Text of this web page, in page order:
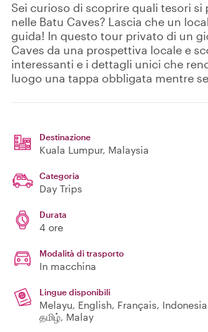
Sei curioso di scoprire quali tesori si
nelle Batu Caves? Lascia che un
guida! In questo tour privato di un
Caves da una prospettiva locale e
interessanti e i dettagli unici che
luogo una tappa obbligata mentre
Destinazione
Kuala Lumpur, Malaysia
Categoria
Day Trips
Durata
4 ore
Modalità di trasporto
In macchina
Lingue disponibili
Melayu, English, Français,
தமிழ், Malay